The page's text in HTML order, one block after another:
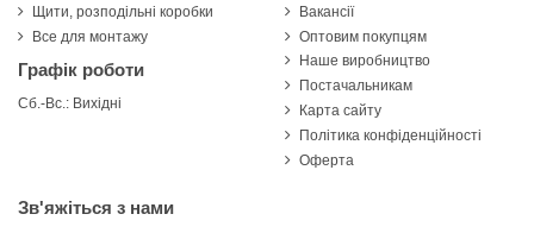
Щити, розподільні коробки
Все для монтажу
Графік роботи
Сб.-Вс.: Вихідні
Вакансії
Оптовим покупцям
Наше виробництво
Постачальникам
Карта сайту
Політика конфіденційності
Оферта
Зв'яжіться з нами